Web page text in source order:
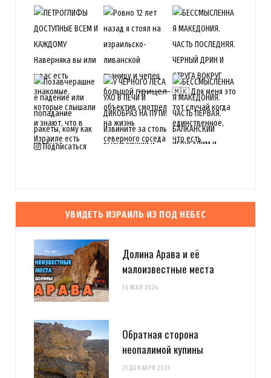
Подписаться
УВИДЕТЬ ИЗРАИЛЬ ИЗ ПОД НЕБЕС
Долина Арава и её
малоизвестные места
16 МАЯ 2024
Обратная сторона
неопалимой купины
21 ДЕКАБРЯ 2021